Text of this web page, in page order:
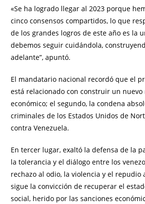
«Se ha logrado llegar al 2023 porque
cinco consensos compartidos, lo que
de los grandes logros de este año es la
debemos seguir cuidándola,
adelante”, apuntó.
El mandatario nacional recordó que el
está relacionado con construir un nuevo
económico; el segundo, la condena
criminales de los Estados Unidos de
contra Venezuela.
En tercer lugar, exaltó la defensa de la
la tolerancia y el diálogo entre los
rechazo al odio, la violencia y el repudio
sigue la convicción de recuperar el
social, herido por las sanciones